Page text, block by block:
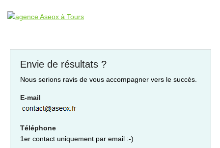
Envie de résultats ?
Nous serions ravis de vous accompagner vers le succès.
E-mail
Téléphone
1er contact uniquement par email :-)